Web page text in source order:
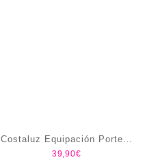
Costaluz Equipación Portero
Azul
39,90€